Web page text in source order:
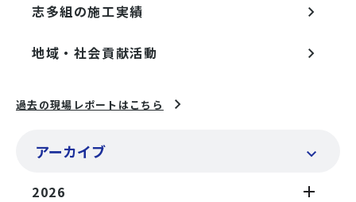
志多組の施工実績
地域・社会貢献活動
過去の現場レポートはこちら
アーカイブ
2026